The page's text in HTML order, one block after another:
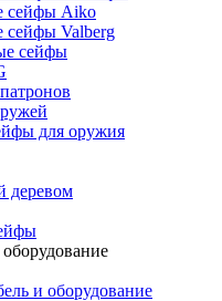
сейфы Aiko
Valberg
сейфы
для оружия
деревом
и оборудование